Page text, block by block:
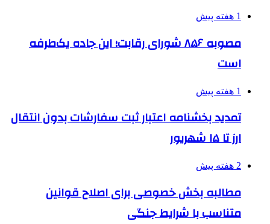
1 هفته پیش
مصوبه ۸۵۶ شورای رقابت؛ این جاده یک‌طرفه
است
1 هفته پیش
تمدید بخشنامه اعتبار ثبت سفارشات بدون انتقال
ارز تا ۱۵ شهریور
2 هفته پیش
مطالبه بخش خصوصی برای اصلاح قوانین
متناسب با شرایط جنگی